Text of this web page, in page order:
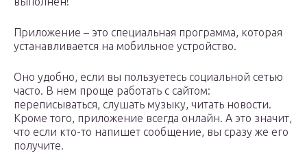
Приложение – это специальная программа, которая
устанавливается на мобильное устройство.
Оно удобно, если вы пользуетесь социальной сетью
часто. В нем проще работать с сайтом:
переписываться, слушать музыку, читать новости.
Кроме того, приложение всегда онлайн. А это значит,
что если кто-то напишет сообщение, вы сразу же его
получите.